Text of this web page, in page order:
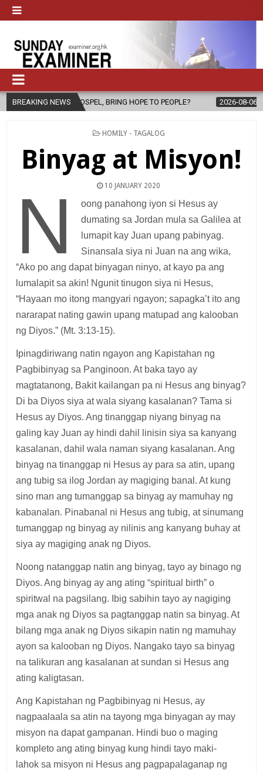
BREAKING NEWS
BRING HOPE TO PEOPLE? 2026-08-06 FATHER SERGIO
POSTED
HOMILY - TAGALOG
Binyag at Misyon!
10 JANUARY 2020
N
oong panahong iyon si Hesus ay
dumating sa Jordan mula sa Galilea at
lumapit kay Juan upang pabinyag.
Sinansala siya ni Juan na ang wika,
“Ako po ang dapat binyagan ninyo, at kayo pa ang
lumalapit sa akin! Ngunit tinugon siya ni Hesus,
“Hayaan mo itong mangyari ngayon; sapagka’t ito ang
nararapat nating gawin upang matupad ang kalooban
ng Diyos.” (Mt. 3:13-15).
Ipinagdiriwang natin ngayon ang Kapistahan ng
Pagbibinyag sa Panginoon. At baka tayo ay
magtatanong, Bakit kailangan pa ni Hesus ang binyag?
Di ba Diyos siya at wala siyang kasalanan? Tama si
Hesus ay Diyos. Ang tinanggap niyang binyag na
galing kay Juan ay hindi dahil linisin siya sa kanyang
kasalanan, dahil wala naman siyang kasalanan. Ang
binyag na tinanggap ni Hesus ay para sa atin, upang
ang tubig sa ilog Jordan ay magiging banal. At kung
sino man ang tumanggap sa binyag ay mamuhay ng
kabanalan. Pinabanal ni Hesus ang tubig, at sinumang
tumanggap ng binyag ay nilinis ang kanyang buhay at
siya ay magiging anak ng Diyos.
Noong natanggap natin ang binyag, tayo ay binago ng
Diyos. Ang binyag ay ang ating “spiritual birth” o
spiritwal na pagsilang. Ibig sabihin tayo ay nagiging
mga anak ng Diyos sa pagtanggap natin sa binyag. At
bilang mga anak ng Diyos sikapin natin ng mamuhay
ayon sa kalooban ng Diyos. Nangako tayo sa binyag
na talikuran ang kasalanan at sundan si Hesus ang
ating kaligtasan.
Ang Kapistahan ng Pagbibinyag ni Hesus, ay
nagpaalaala sa atin na tayong mga binyagan ay may
misyon na dapat gampanan. Hindi buo o maging
kompleto ang ating binyag kung hindi tayo maki-
lahok sa misyon ni Hesus ang pagpapalaganap ng